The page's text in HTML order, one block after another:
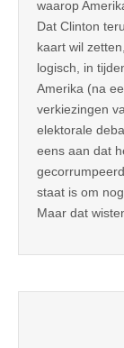
waarop
Dat Clinton
kaart wil
logisch, in
Amerika (na
verkiezingen
elektorale
eens aan dat
staat is om
Maar dat